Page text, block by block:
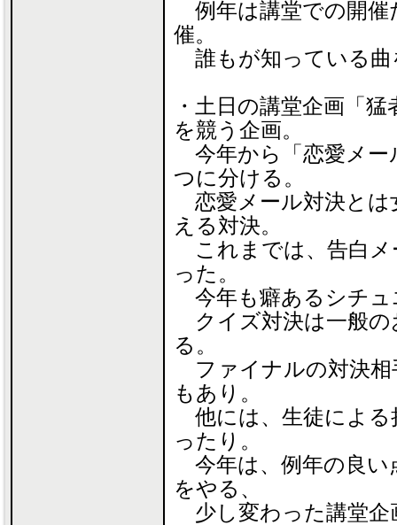
例年は講堂での開催
催。
誰もが知っている曲
・土日の講堂企画「
を競う企画。
今年から「恋愛メー
つに分ける。
恋愛メール対決とは
える対決。
これまでは、告白メ
った。
今年も癖あるシチュ
クイズ対決は一般の
る。
ファイナルの対決相
もあり。
他には、生徒による
ったり。
今年は、例年の良い
をやる、
少し変わった講堂企